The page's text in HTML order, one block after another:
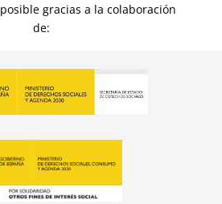
gracias a la colaboración
de: